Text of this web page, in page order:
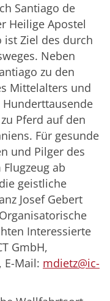
Santiago de
Heilige Apostel
ist Ziel des durch
Neben
zu den
Mittelalters und
Pferd auf den
Für gesunde
und Pilger des
ab
geistliche
Josef Gebert
Interessierte
GmbH,
E-Mail: mdietz@ic-